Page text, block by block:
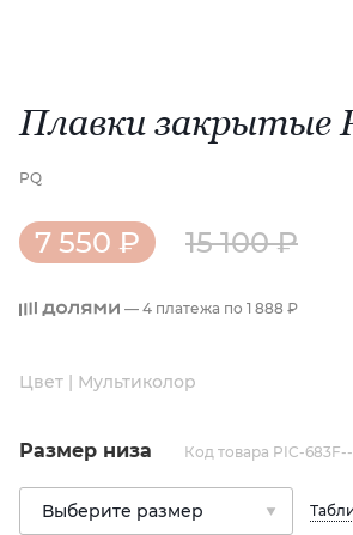
Плавки закрытые
PQ
7 550 ₽ 15 100 ₽
— 4 платежа по 1 888 ₽
Цвет | Мультиколор
Размер низа Код товара PIC-